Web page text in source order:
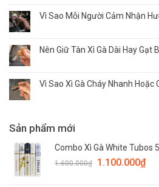
Vì Sao Mỗi Người Cảm Nhận
Nên Giữ Tàn Xì Gà Dài Hay Gạt
Vì Sao Xì Gà Cháy Nhanh Hoặc
Sản phẩm mới
Combo Xì Gà White Tubos
1.600.000₫ 1.100.000₫